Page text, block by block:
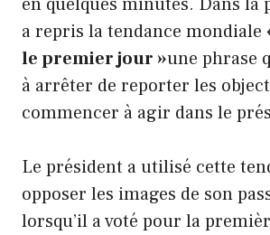
a repris la tendance mondiale
le premier jour »une phrase
à arrêter de reporter les
commencer à agir dans le
Le président a utilisé cette
opposer les images de son
lorsqu’il a voté pour la